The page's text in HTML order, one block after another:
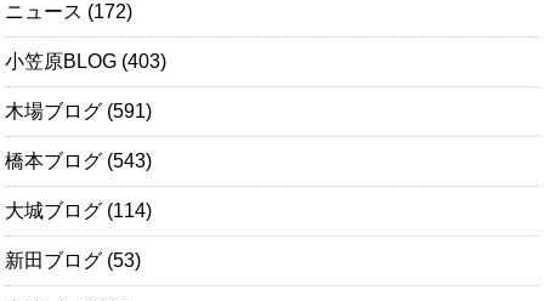
ニュース (172)
小笠原BLOG (403)
木場ブログ (591)
橋本ブログ (543)
大城ブログ (114)
新田ブログ (53)